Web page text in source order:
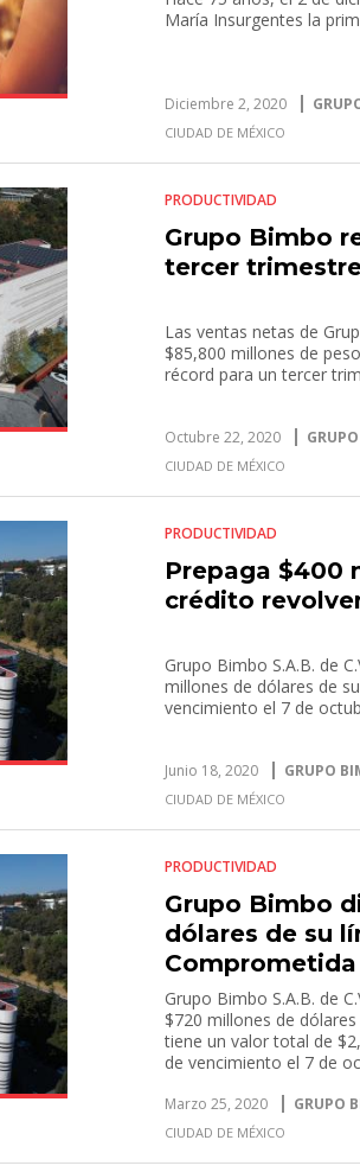
María Insurgentes la
Diciembre 2, 2020
CIUDAD DE MÉXICO
PRODUCTIVIDAD
Grupo Bimbo
tercer
Las ventas netas de
$85,800 millones de
récord para un tercer
Octubre 22, 2020
CIUDAD DE MÉXICO
PRODUCTIVIDAD
Prepaga $400
crédito
Grupo Bimbo S.A.B. de
millones de dólares de
vencimiento el 7 de
Junio 18, 2020 GRUPO
CIUDAD DE MÉXICO
PRODUCTIVIDAD
Grupo Bimbo
dólares de su
Comprometida
Grupo Bimbo S.A.B. de
$720 millones de
tiene un valor total de
de vencimiento el 7 de
Marzo 25, 2020 GRUPO
CIUDAD DE MÉXICO